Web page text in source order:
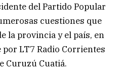
del Partido Popular
cuestiones que
la provincia y el país, en
LT7 Radio Corrientes
Curuzú Cuatiá.